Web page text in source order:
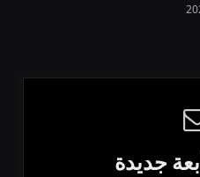
جديدة